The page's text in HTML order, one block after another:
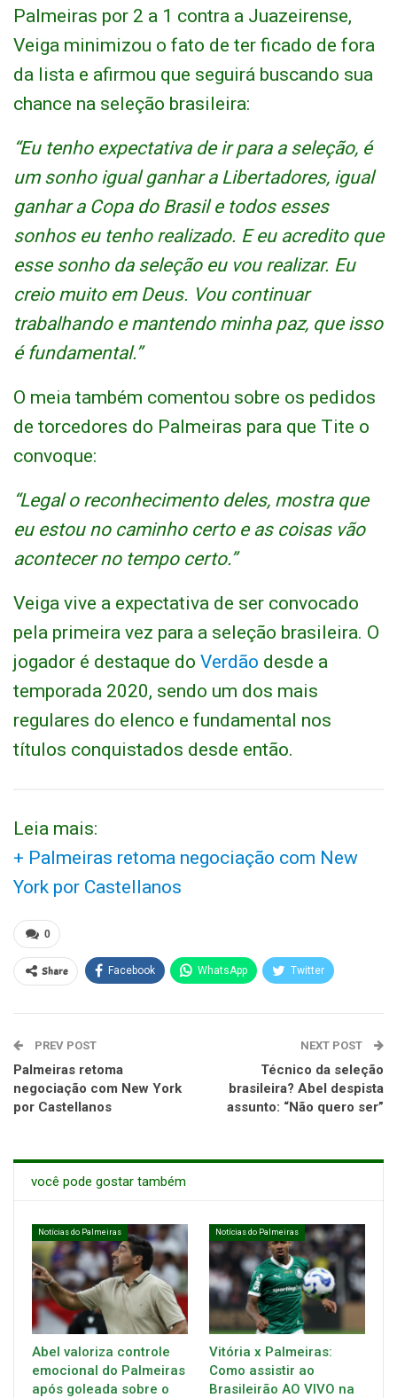
Palmeiras por 2 a 1 contra a Juazeirense,
Veiga minimizou o fato de ter ficado de fora
da lista e afirmou que seguirá buscando sua
chance na seleção brasileira:
“Eu tenho expectativa de ir para a seleção, é
um sonho igual ganhar a Libertadores, igual
ganhar a Copa do Brasil e todos esses
sonhos eu tenho realizado. E eu acredito que
esse sonho da seleção eu vou realizar. Eu
creio muito em Deus. Vou continuar
trabalhando e mantendo minha paz, que isso
é fundamental.”
O meia também comentou sobre os pedidos
de torcedores do Palmeiras para que Tite o
convoque:
“Legal o reconhecimento deles, mostra que
eu estou no caminho certo e as coisas vão
acontecer no tempo certo.”
Veiga vive a expectativa de ser convocado
pela primeira vez para a seleção brasileira. O
jogador é destaque do Verdão desde a
temporada 2020, sendo um dos mais
regulares do elenco e fundamental nos
títulos conquistados desde então.
Leia mais:
+ Palmeiras retoma negociação com New
York por Castellanos
0
Share Facebook WhatsApp Twitter
PREV POST
Palmeiras retoma
negociação com New York
por Castellanos
NEXT POST
Técnico da seleção
brasileira? Abel despista
assunto: “Não quero ser”
você pode gostar também
Notícias do Palmeiras
Abel valoriza controle
emocional do Palmeiras
após goleada sobre o
Notícias do Palmeiras
Vitória x Palmeiras:
Como assistir ao
Brasileirão AO VIVO na